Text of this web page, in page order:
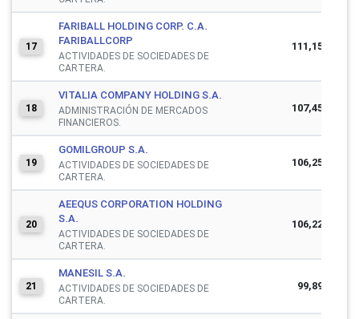
17
FARIBALL HOLDING CORP. C.A.
FARIBALLCORP
ACTIVIDADES DE SOCIEDADES DE
CARTERA.
111,155,724
18
VITALIA COMPANY HOLDING S.A.
ADMINISTRACIÓN DE MERCADOS
FINANCIEROS.
107,458,052
19
GOMILGROUP S.A.
ACTIVIDADES DE SOCIEDADES DE
CARTERA.
106,257,814
20
AEEQUS CORPORATION HOLDING
S.A.
ACTIVIDADES DE SOCIEDADES DE
CARTERA.
106,220,867
21
MANESIL S.A.
ACTIVIDADES DE SOCIEDADES DE
CARTERA.
99,896,029